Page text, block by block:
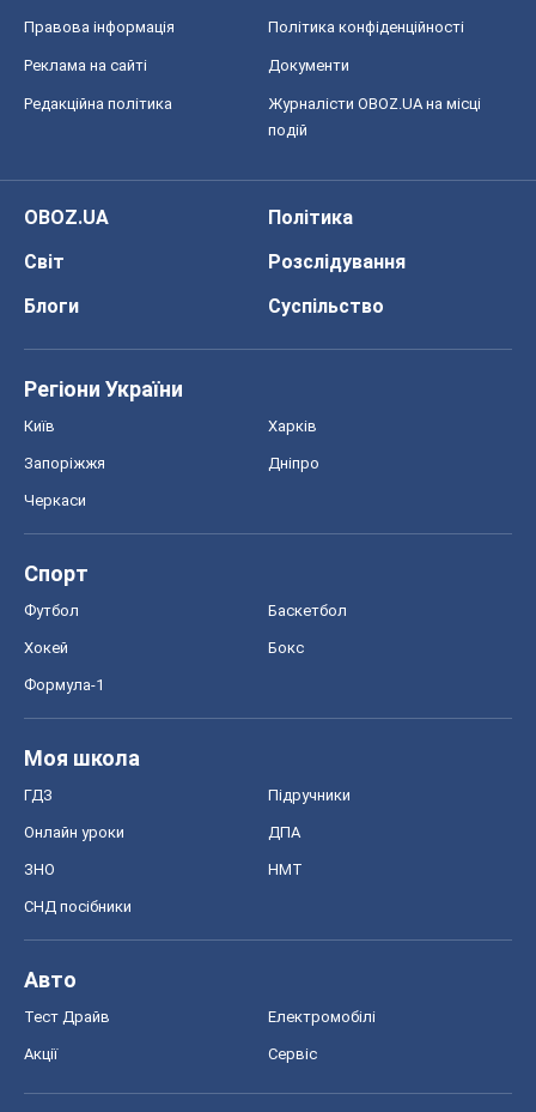
Правова інформація Політика конфіденційності
Реклама на сайті Документи
Редакційна політика
Журналісти OBOZ.UA на місці
подій
OBOZ.UA
Політика
Світ
Розслідування
Блоги
Суспільство
Регіони України
Київ Харків
Запоріжжя Дніпро
Черкаси
Спорт
Футбол Баскетбол
Хокей Бокс
Формула-1
Моя школа
ГДЗ Підручники
Онлайн уроки ДПА
ЗНО НМТ
СНД посібники
Авто
Тест Драйв Електромобілі
Акції Сервіс